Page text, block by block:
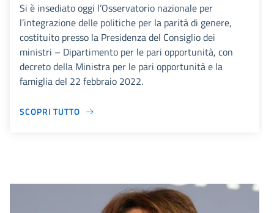
Si è insediato oggi l’Osservatorio nazionale per
l’integrazione delle politiche per la parità di genere,
costituito presso la Presidenza del Consiglio dei
ministri – Dipartimento per le pari opportunità, con
decreto della Ministra per le pari opportunità e la
famiglia del 22 febbraio 2022.
SCOPRI TUTTO